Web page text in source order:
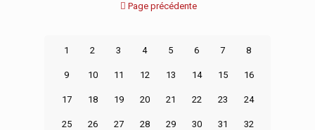
Page précédente
1 2 3 4 5 6 7 8
9 10 11 12 13 14 15 16
17 18 19 20 21 22 23 24
25 26 27 28 29 30 31 32